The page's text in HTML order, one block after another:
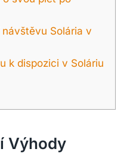
Solária v
k dispozici v Soláriu
Výhody